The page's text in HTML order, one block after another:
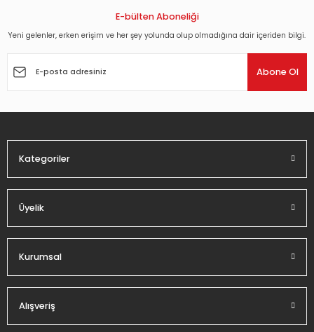
Görüş ve önerileriniz için teşekkür ederiz.
Ürün açıklamasında eksik bilgiler bulunuyor.
E-bülten Aboneliği
Yeni gelenler, erken erişim ve her şey yolunda olup olmadığına dair içeriden bilgi.
Abone Ol
Kategoriler
Üyelik
Kurumsal
Alışveriş